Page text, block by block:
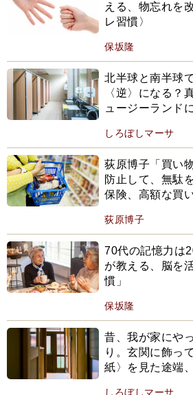
える、物忘れを
レ習慣〉
保坂隆
北半球と南半球
〈逆〉になる？
ュージーランド
しろぼしマーサ
荻原博子「買い
防止して、無駄
保険、高額な買
編集部セレクショ
荻原博子
70代の記憶力は
が教える、脳を
慣」
保坂隆
昔、我が家にや
り。玄関に飾っ
紙〉を見た途端
しろぼしマーサ